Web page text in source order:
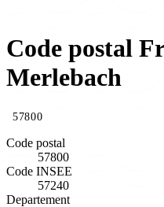
Code postal
Merlebach
57800
Code postal
57800
Code INSEE
57240
Departement